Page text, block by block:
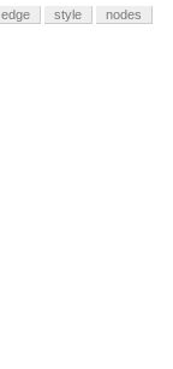
edge style nodes